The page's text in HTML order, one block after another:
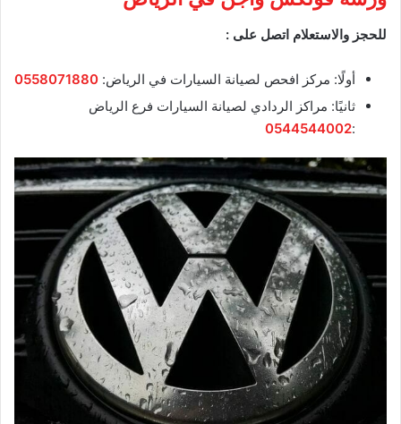
للحجز والاستعلام اتصل على :
أولًا: مركز افحص لصيانة السيارات في الرياض: 0558071880
ثانيًا: مراكز الردادي لصيانة السيارات فرع الرياض
:
0544544002